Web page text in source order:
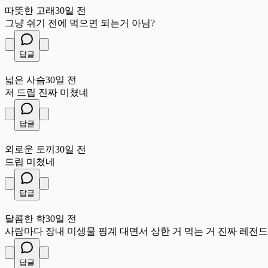
따뜻한 고래30일 전
그냥 쉬기 전에 먹으면 되는거 아님?
답글
넓은 사슴30일 전
저 드립 진짜 미쳤네
답글
외로운 토끼 30일 전
드립 미쳤네
답글
달콤한 학30일 전
사람마다 장내 미생물 핑계 대면서 상한 거 먹는 거 진짜 레전
답글